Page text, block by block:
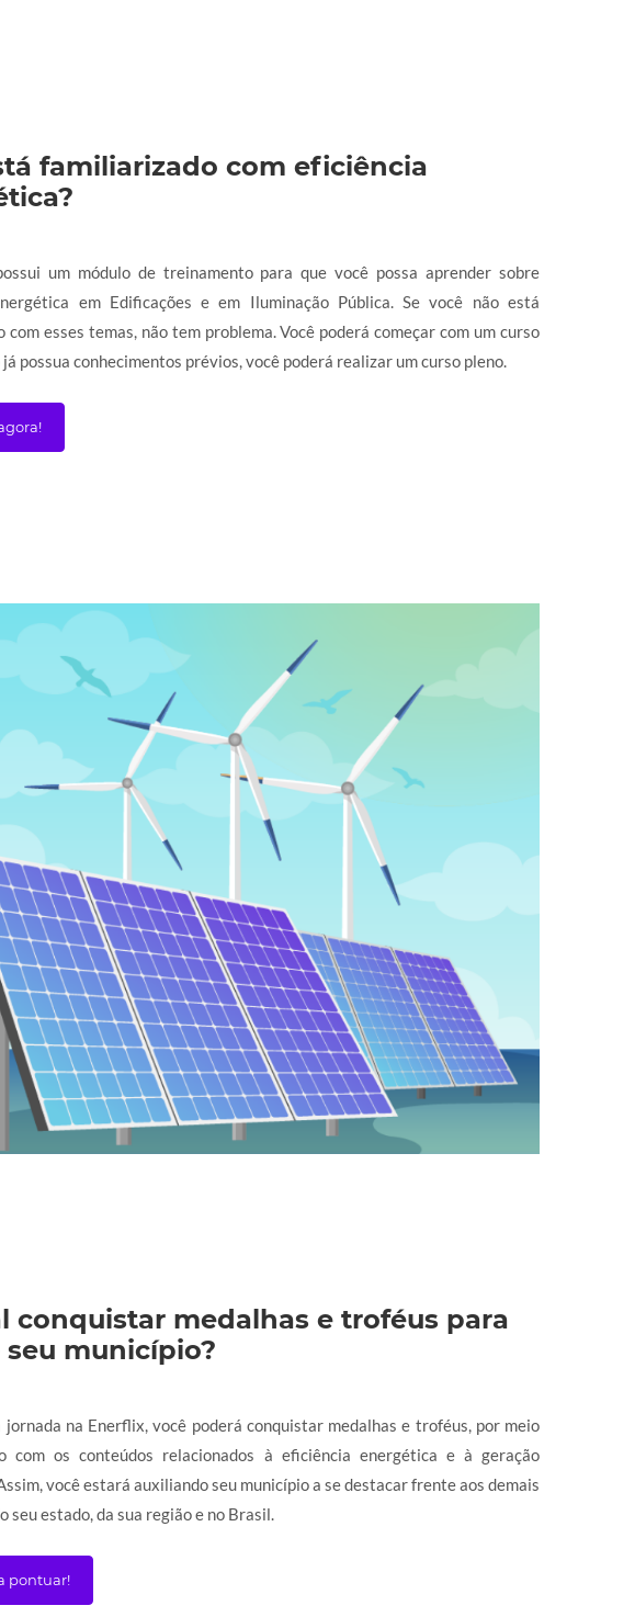
familiarizado com eficiência
um módulo de treinamento para que você possa aprender sobre
em Edificações e em Iluminação Pública. Se você não está
com esses temas, não tem problema. Você poderá começar com um curso
já possua conhecimentos prévios, você poderá realizar um curso pleno.
conquistar medalhas e troféus para
seu município?
jornada na Enerflix, você poderá conquistar medalhas e troféus, por meio
com os conteúdos relacionados à eficiência energética e à geração
você estará auxiliando seu município a se destacar frente aos demais
seu estado, da sua região e no Brasil.
pontuar!